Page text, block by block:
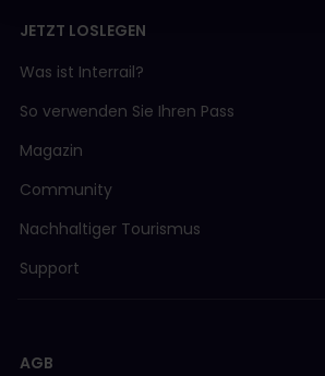
JETZT LOSLEGEN
Was ist Interrail?
So verwenden Sie Ihren Pass
Magazin
Community
Nachhaltiger Tourismus
Support
AGB